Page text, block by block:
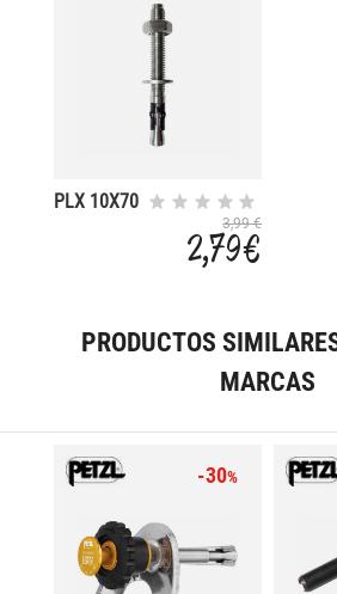
PLX 10X70
3,99 €
2,79 €
PRODUCTOS
MARCAS
-30%